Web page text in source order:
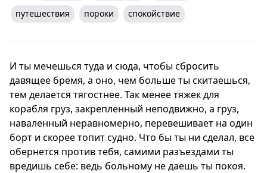
путешествия
пороки спокойствие
И ты мечешься туда и сюда, чтобы сбросить
давящее бремя, а оно, чем больше ты скитаешься,
тем делается тягостнее. Так менее тяжек для
корабля груз, закрепленный неподвижно, а груз,
наваленный неравномерно, перевешивает на один
борт и скорее топит судно. Что бы ты ни сделал, все
обернется против тебя, самими разъездами ты
вредишь себе: ведь больному не даешь ты покоя.